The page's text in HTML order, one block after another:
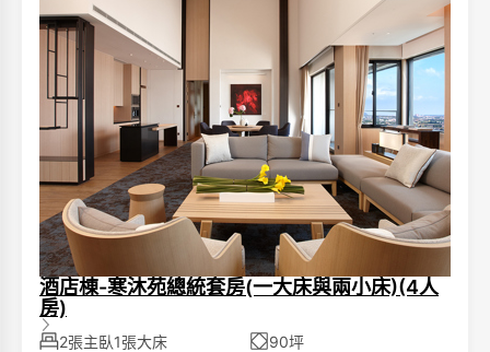
**請您留意預訂時所選擇的棟別。**
酒店棟-寒沐苑總統套房(一大床與兩小床)(4人
房)
2張主臥1張大床
90坪